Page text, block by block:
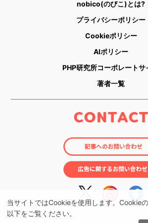
当サイトではCookieを使用します。Cookie
以下をご覧ください。
nobico(のびこ)とは?
プライバシーポリシー
Cookieポリシー
AIポリシー
PHP研究所コーポレートサ
著者一覧